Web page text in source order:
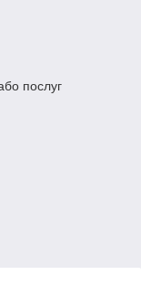
послуг